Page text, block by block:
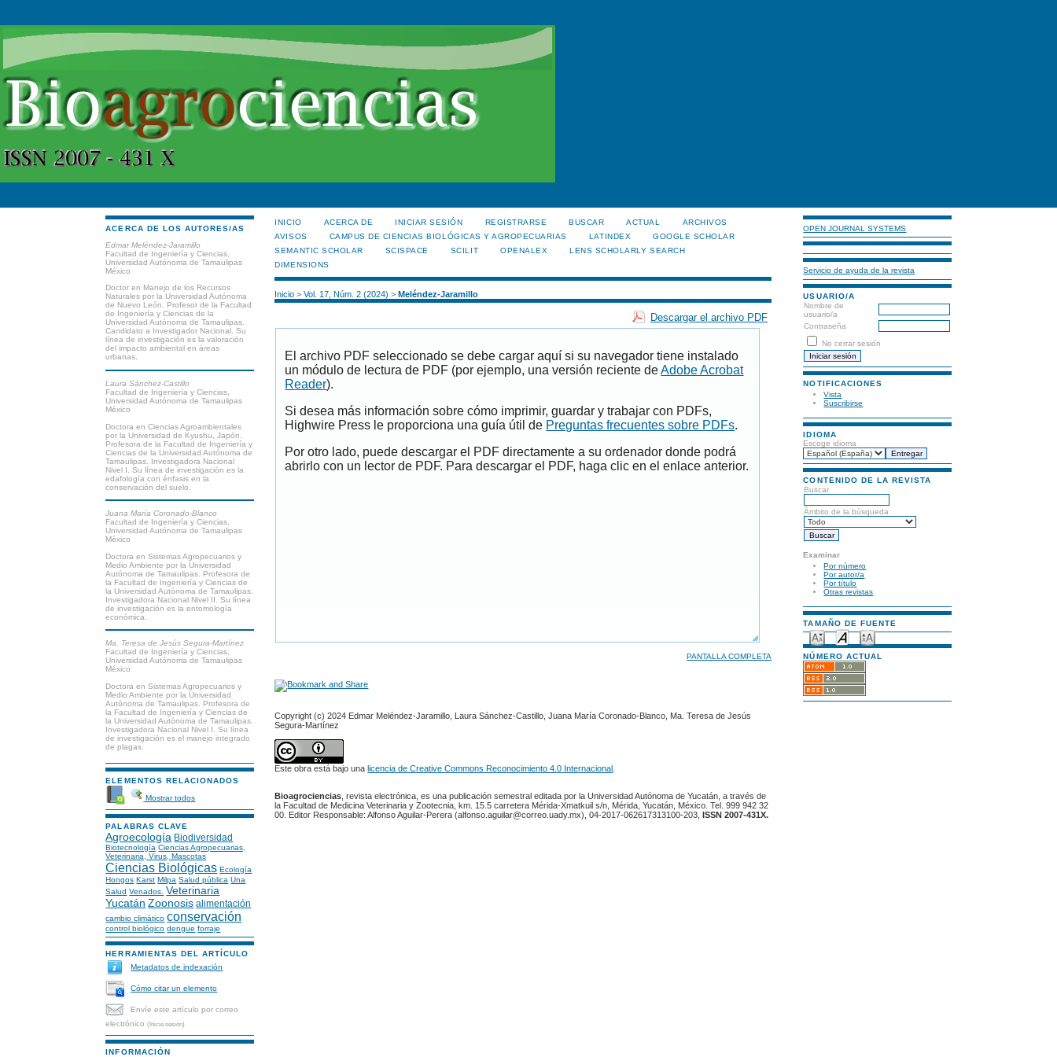
ACERCA DE LOS AUTORES/AS
Edmar Meléndez-Jaramillo
Facultad de Ingeniería y Ciencias,
Universidad Autónoma de Tamaulipas
México
Doctor en Manejo de los Recursos
Naturales por la Universidad Autónoma
de Nuevo León. Profesor de la Facultad
de Ingeniería y Ciencias de la
Universidad Autónoma de Tamaulipas.
Candidato a Investigador Nacional. Su
línea de investigación es la valoración
del impacto ambiental en áreas
urbanas.
Laura Sánchez-Castillo
Facultad de Ingeniería y Ciencias,
Universidad Autónoma de Tamaulipas
México
Doctora en Ciencias Agroambientales
por la Universidad de Kyushu, Japón.
Profesora de la Facultad de Ingeniería y
Ciencias de la Universidad Autónoma de
Tamaulipas. Investigadora Nacional
Nivel I. Su línea de investigación es la
edafología con énfasis en la
conservación del suelo.
Juana María Coronado-Blanco
Facultad de Ingeniería y Ciencias,
Universidad Autónoma de Tamaulipas
México
Doctora en Sistemas Agropecuarios y
Medio Ambiente por la Universidad
Autónoma de Tamaulipas. Profesora de
la Facultad de Ingeniería y Ciencias de
la Universidad Autónoma de Tamaulipas.
Investigadora Nacional Nivel II. Su línea
de investigación es la entomología
económica.
Ma. Teresa de Jesús Segura-Martínez
Facultad de Ingeniería y Ciencias,
Universidad Autónoma de Tamaulipas
México
Doctora en Sistemas Agropecuarios y
Medio Ambiente por la Universidad
Autónoma de Tamaulipas. Profesora de
la Facultad de Ingeniería y Ciencias de
la Universidad Autónoma de Tamaulipas.
Investigadora Nacional Nivel I. Su línea
de investigación es el manejo integrado
de plagas.
ELEMENTOS RELACIONADOS
Mostrar todos
PALABRAS CLAVE
Agroecología Biodiversidad
Biotecnología Ciencias Agropecuarias,
Veterinaria, Virus, Mascotas
Ciencias Biológicas Ecología
Hongos Karst Milpa Salud pública Una
Salud Venados. Veterinaria
Yucatán Zoonosis alimentación
cambio climático conservación
control biológico dengue forraje
HERRAMIENTAS DEL ARTÍCULO
Metadatos de indexación
Cómo citar un elemento
Envíe este artículo por correo
electrónico(Inicie sesión)
INFORMACIÓN
OPEN JOURNAL SYSTEMS
Servicio de ayuda de la revista
USUARIO/A
Nombre de
usuario/a
Contraseña
No cerrar sesión
NOTIFICACIONES
Vista
Suscribirse
IDIOMA
Escoge idioma
CONTENIDO DE LA REVISTA
Buscar
Ámbito de la búsqueda
Examinar
Por número
Por autor/a
Por título
Otras revistas
TAMAÑO DE FUENTE
NÚMERO ACTUAL
INICIO ACERCA DE INICIAR SESIÓN REGISTRARSE BUSCAR ACTUAL
ARCHIVOS
AVISOS
CAMPUS DE CIENCIAS BIOLÓGICAS Y AGROPECUARIAS LATINDEX
GOOGLE SCHOLAR
SEMANTIC SCHOLAR
SCISPACE SCILIT OPENALEX
LENS SCHOLARLY SEARCH
DIMENSIONS
Inicio >Vol. 17, Núm. 2 (2024) >Meléndez-Jaramillo
Descargar el archivo PDF
El archivo PDF seleccionado se debe cargar aquí si su navegador tiene instalado
un módulo de lectura de PDF (por ejemplo, una versión reciente deAdobe Acrobat
Reader).
Si desea más información sobre cómo imprimir, guardar y trabajar con PDFs,
Highwire Press le proporciona una guía útil de Preguntas frecuentes sobre PDFs.
Por otro lado, puede descargar el PDF directamente a su ordenador donde podrá
abrirlo con un lector de PDF. Para descargar el PDF, haga clic en el enlace anterior.
PANTALLA COMPLETA
Copyright (c) 2024 Edmar Meléndez-Jaramillo, Laura Sánchez-Castillo, Juana María Coronado-Blanco, Ma. Teresa de Jesús
Segura-Martínez
Este obra está bajo unalicencia de Creative Commons Reconocimiento 4.0 Internacional
Bioagrociencias , revista electrónica, es una publicación semestral editada por la Universidad Autónoma de Yucatán, a través de
la Facultad de Medicina Veterinaria y Zootecnia, km. 15.5 carretera Mérida-Xmatkuil s/n, Mérida, Yucatán, México. Tel. 999 942 32
00. Editor Responsable: Alfonso Aguilar-Perera (alfonso.aguilar@correo.uady.mx), 04-2017-062617313100-203,ISSN 2007-431X.